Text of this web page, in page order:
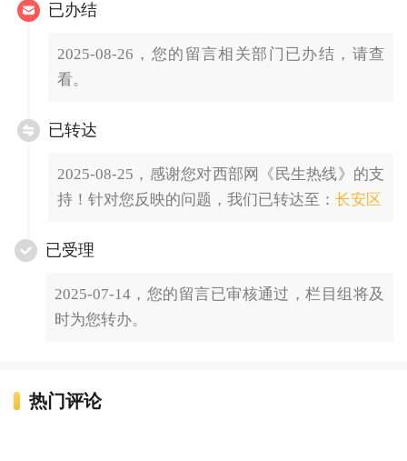
已办结
2025-08-26，您的留言相关部门已办结，请查
看。
已转达
2025-08-25，感谢您对西部网《民生热线》的支
持！针对您反映的问题，我们已转达至： 长安区
已受理
2025-07-14，您的留言已审核通过，栏目组将及
时为您转办。
热门评论